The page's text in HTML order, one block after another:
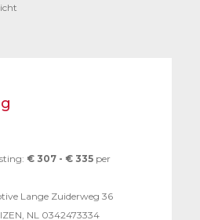
€ 307 - € 335 per
Lange Zuiderweg 36
NL 0342473334